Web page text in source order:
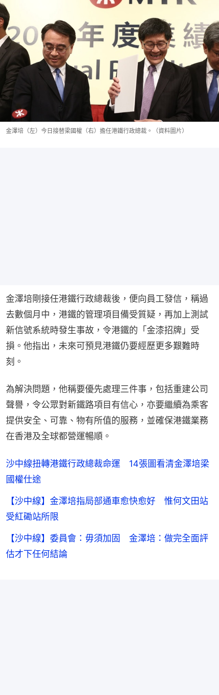
金澤培（左）今日接替梁國權（右）擔任港鐵行政總裁。（資料圖片）
金澤培剛接任港鐵行政總裁後，便向員工發信，稱過
去數個月中，港鐵的管理項目備受質疑，再加上測試
新信號系統時發生事故，令港鐵的「金漆招牌」受
損。他指出，未來可預見港鐵仍要經歷更多艱難時
刻。
為解決問題，他稱要優先處理三件事，包括重建公司
聲譽，令公眾對新鐵路項目有信心，亦要繼續為乘客
提供安全、可靠、物有所值的服務，並確保港鐵業務
在香港及全球都營運暢順。
沙中線扭轉港鐵行政總裁命運 14張圖看清金澤培梁
國權仕途
【沙中線】金澤培指局部通車愈快愈好 惟何文田站
受紅磡站所限
【沙中線】委員會：毋須加固 金澤培：做完全面評
估才下任何結論